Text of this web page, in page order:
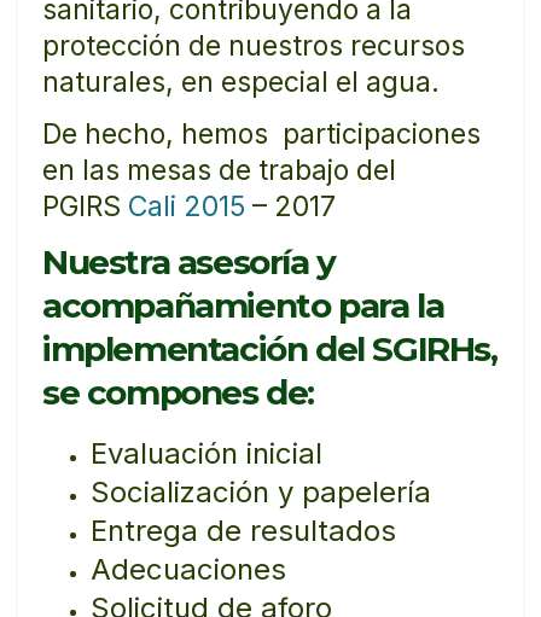
sanitario, contribuyendo a la
protección de nuestros recursos
naturales, en especial el agua.
De hecho, hemos participaciones
en las mesas de trabajo del
PGIRS Cali 2015 – 2017
Nuestra asesoría y
acompañamiento para la
implementación del SGIRHs,
se compones de:
Evaluación inicial
Socialización y papelería
Entrega de resultados
Adecuaciones
Solicitud de aforo